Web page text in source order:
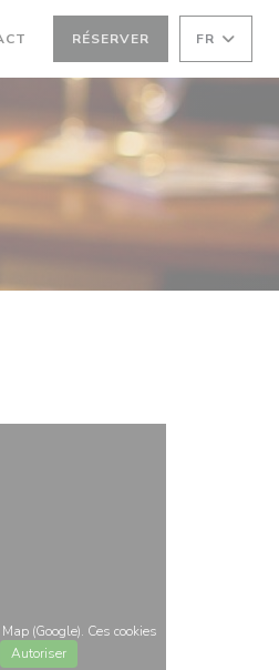
FENÊTRE))
RÉSERVER FR
(Google). Ces cookies
Autoriser